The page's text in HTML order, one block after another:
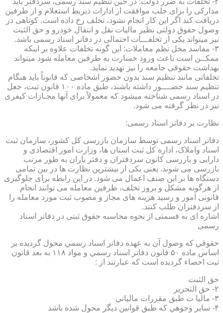
مدارکی را برای جلب موافقت از ادارات ذیربط استعلام و از طرفین
دریافت کند اگر این کار انجام نشود، تخلف رخ داده است. کوتاهی در
وصول حقوق دولتی نظیر مالیات نقل و انتقال خودرو و حق الثبت
نیز میتواند یکی از تخلفـــات احتمالی در دفاتر اسناد رسمی باشد.
۳- مفاسد مخل نظم معاملات: این گونه تخلفات علاوه بر اینکه
ممکــن است باعث ورود خسارت به طرفین معامله شود میتواند
بهداشت حقوقی جامعه را نیز تهدید نماید.
تخلفاتی مانند تنظیم سند بدون حضور اشخاصی که قانوناً باید هنگام
تنظیم سند حضــــور داشته باشند، طبق ماده ۱۰۰ قانون ثبت، جعل
در اسناد رسمی شناخته میشود که معمولاً برای آنها مجـازات کیفری
نیز در نظر گرفته می شود.
نظارت بر دفاتر اسناد رسمی:
دفاتر اسناد رسمی توسط سازمان بازرسی کل کشور، سازمان ثبت
اسناد واملاک، اداره کل ثبت استان ها، وزارت امور اقتصادی و
دارایی و بازرسی کانون سردفتران و دفتر یاران به طور مرتب
بازرسی می شوند. یعنی یکی از بیشترین نظارت ها در بین تمامی
دستگاه ها بر این صنف اعمال می شود. در این رابطه برای جلوگیری
از هرگونه مشکل و بروز تخلف، طرفین معامله می توانند انجام
قانونی امور و رسید هزینه های مجاز و مصوب ثبت مورد معامله را
از سردفتران طلب کنند.
اشاره ای به قسمتی از نحوه محاسبه حقوق ثبتی در دفاتر اسناد
رسمی
حقوقي كه وصول آن به عهده دفاتر اسناد رسمي محول گرديده بر
اساس ماده ۵۰ قانون دفاتر اسناد رسمي و مواد ۱۱۸ به بعد قانون
ثبت احصاء گرديده است كه عبارتند از :
حق الثبت
۲- حق التحرير
۳- ماليا ت طبق مقررات مالياتي
۴- ساير وجوهي كه طبق قوانين ديگر محول شده باشد